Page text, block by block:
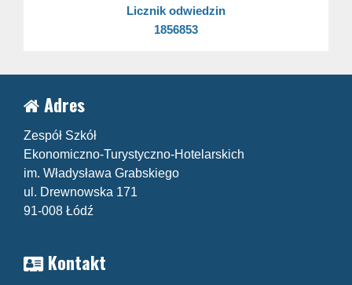
Licznik odwiedzin
1856853
Adres
Zespół Szkół
Ekonomiczno-Turystyczno-Hotelarskich
im. Władysława Grabskiego
ul. Drewnowska 171
91-008 Łódź
Kontakt